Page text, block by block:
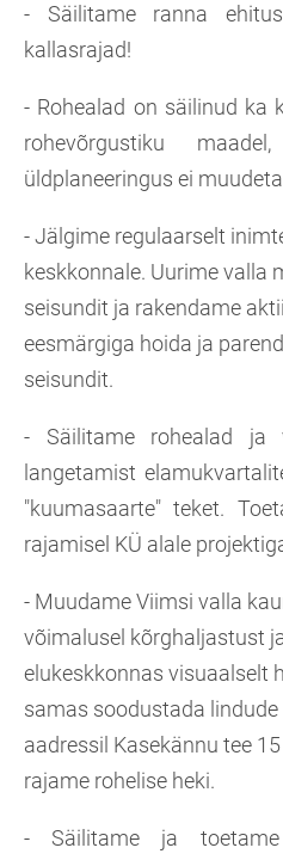
- Säilitame ranna
kallasrajad!
- Rohealad on säilinud ka
rohevõrgustiku
üldplaneeringus ei
- Jälgime regulaarselt
keskkonnale. Uurime valla
seisundit ja rakendame
eesmärgiga hoida ja
seisundit.
- Säilitame rohealad ja
langetamist
"kuumasaarte" teket.
rajamisel KÜ alale
- Muudame Viimsi valla
võimalusel kõrghaljastust
elukeskkonnas visuaalselt
samas soodustada
aadressil Kasekännu tee
rajame rohelise heki.
- Säilitame ja